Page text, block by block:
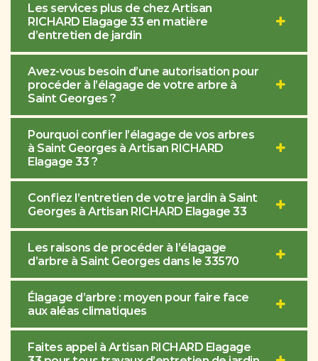
Les services plus de chez Artisan
RICHARD Elagage 33 en matière
d’entretien de jardin
Avez-vous besoin d’une autorisation pour
procéder à l’élagage de votre arbre à
Saint Georges ?
Pourquoi confier l’élagage de vos arbres
à Saint Georges à Artisan RICHARD
Elagage 33 ?
Confiez l’entretien de votre jardin à Saint
Georges à Artisan RICHARD Elagage 33
Les raisons de procéder à l’élagage
d’arbre à Saint Georges dans le 33570
Élagage d’arbre : moyen pour faire face
aux aléas climatiques
Faites appel à Artisan RICHARD Elagage